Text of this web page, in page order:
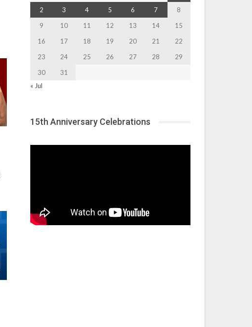
2
3 4 5 6 7
8
9
10 11 12 13 14
15
16
17 18 19 20 21
22
23
24 25 26 27 28
29
30
31
« Jul
15th Anniversary Celebrations